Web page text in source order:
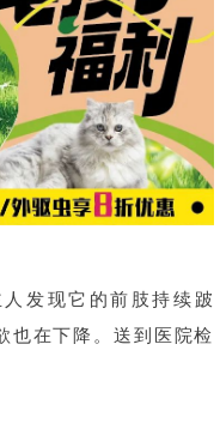
n
发现它的前肢持续跛
也在下降。送到医院检